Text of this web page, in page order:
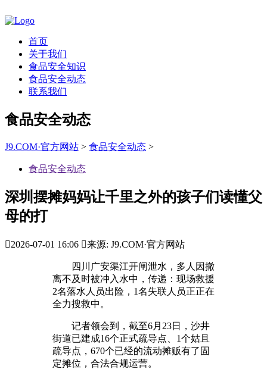
首页
关于我们
食品安全知识
食品安全动态
联系我们
食品安全动态
J9.COM·官方网站 > 食品安全动态 >
食品安全动态
深圳摆摊妈妈让千里之外的孩子们读懂父
母的打
2026-07-01 16:06 来源: J9.COM·官方网站
四川广安渠江开闸泄水，多人因撤
离不及时被冲入水中，传递：现场救援
2名落水人员出险，1名失联人员正正在
全力搜救中。
记者领会到，截至6月23日，沙井
街道已建成16个正式疏导点、1个姑且
疏导点，670个已经的流动摊贩有了固
定摊位，合法合规运营。